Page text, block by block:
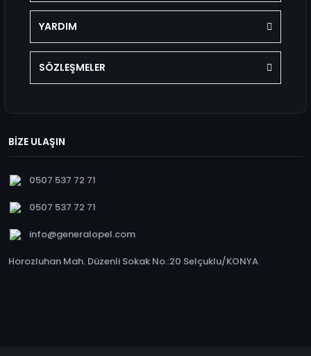
YARDIM
SÖZLEŞMELER
BİZE ULAŞIN
0507 537 72 71
0507 537 72 71
info@generalopel.com
Horozluhan Mah. Düzenli Sokak No.:20 Selçuklu/KONYA